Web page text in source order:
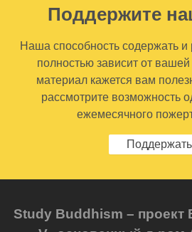
Поддержите
Наша способность содержать и
полностью зависит от
материал кажется вам
рассмотрите возможность
ежемесячного
Поддержать
Study Buddhism – проект